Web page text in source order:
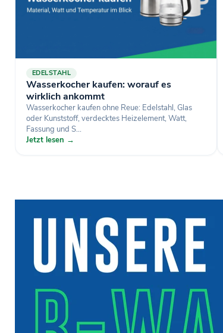
EDELSTAHL
Wasserkocher kaufen: worauf es
wirklich ankommt
Wasserkocher kaufen ohne Reue: Edelstahl, Glas
oder Kunststoff, verdecktes Heizelement, Watt,
Fassung und S...
Jetzt lesen →